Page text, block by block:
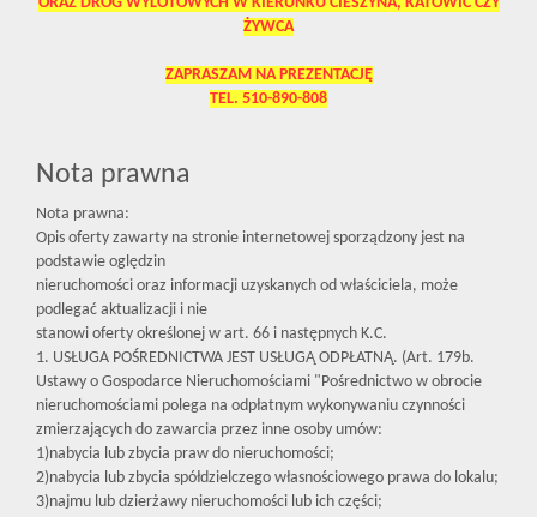
ŻYWCA
ZAPRASZAM NA PREZENTACJĘ
TEL. 510-890-808
Nota prawna
Nota prawna:
Opis oferty zawarty na stronie internetowej sporządzony jest na
podstawie oględzin
nieruchomości oraz informacji uzyskanych od właściciela, może
podlegać aktualizacji i nie
stanowi oferty określonej w art. 66 i następnych K.C.
1. USŁUGA POŚREDNICTWA JEST USŁUGĄ ODPŁATNĄ. (Art. 179b.
Ustawy o Gospodarce Nieruchomościami "Pośrednictwo w obrocie
nieruchomościami polega na odpłatnym wykonywaniu czynności
zmierzających do zawarcia przez inne osoby umów:
1)nabycia lub zbycia praw do nieruchomości;
2)nabycia lub zbycia spółdzielczego własnościowego prawa do lokalu;
3)najmu lub dzierżawy nieruchomości lub ich części;